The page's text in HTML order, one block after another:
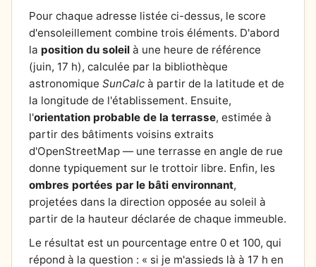
Pour chaque adresse listée ci-dessus, le score
d'ensoleillement combine trois éléments. D'abord
la position du soleil à une heure de référence
(juin, 17 h), calculée par la bibliothèque
astronomique SunCalc à partir de la latitude et de
la longitude de l'établissement. Ensuite,
l'orientation probable de la terrasse, estimée à
partir des bâtiments voisins extraits
d'OpenStreetMap — une terrasse en angle de rue
donne typiquement sur le trottoir libre. Enfin, les
ombres portées par le bâti environnant,
projetées dans la direction opposée au soleil à
partir de la hauteur déclarée de chaque immeuble.
Le résultat est un pourcentage entre 0 et 100, qui
répond à la question : « si je m'assieds là à 17 h en